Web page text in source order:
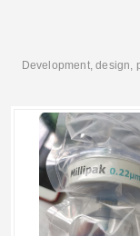
Development, design,